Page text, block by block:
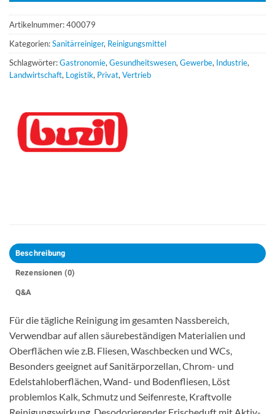
Artikelnummer:400079
Kategorien:Sanitärreiniger, Reinigungsmittel
Schlagwörter:Gastronomie, Gesundheitswesen, Gewerbe, Industrie,
Landwirtschaft, Logistik, Privat, Vertrieb
Beschreibung
Rezensionen (0)
Q&A
Für die tägliche Reinigung im gesamten Nassbereich,
Verwendbar auf allen säurebeständigen Materialien und
Oberflächen wie z.B. Fliesen, Waschbecken und WCs,
Besonders geeignet auf Sanitärporzellan, Chrom- und
Edelstahloberflächen, Wand- und Bodenfliesen, Löst
problemlos Kalk, Schmutz und Seifenreste, Kraftvolle
Reinigungswirkung, Desodorierender Frischeduft mit Aktiv-